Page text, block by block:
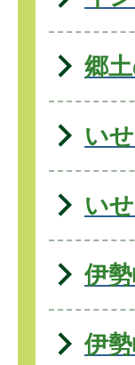
郷
い
い
伊
伊